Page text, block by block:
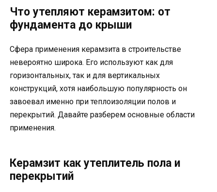
Что утепляют керамзитом: от
фундамента до крыши
Сфера применения керамзита в строительстве
невероятно широка. Его используют как для
горизонтальных, так и для вертикальных
конструкций, хотя наибольшую популярность он
завоевал именно при теплоизоляции полов и
перекрытий. Давайте разберем основные области
применения.
Керамзит как утеплитель пола и
перекрытий